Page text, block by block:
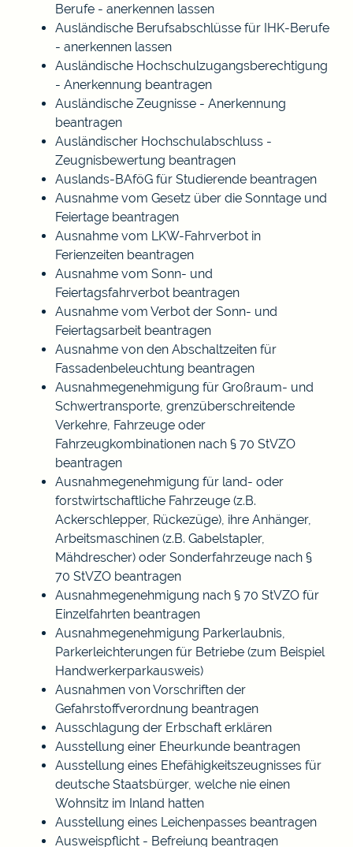
Berufe - anerkennen lassen
Ausländische Berufsabschlüsse für IHK-Berufe
- anerkennen lassen
Ausländische Hochschulzugangsberechtigung
- Anerkennung beantragen
Ausländische Zeugnisse - Anerkennung
beantragen
Ausländischer Hochschulabschluss -
Zeugnisbewertung beantragen
Auslands-BAföG für Studierende beantragen
Ausnahme vom Gesetz über die Sonntage und
Feiertage beantragen
Ausnahme vom LKW-Fahrverbot in
Ferienzeiten beantragen
Ausnahme vom Sonn- und
Feiertagsfahrverbot beantragen
Ausnahme vom Verbot der Sonn- und
Feiertagsarbeit beantragen
Ausnahme von den Abschaltzeiten für
Fassadenbeleuchtung beantragen
Ausnahmegenehmigung für Großraum- und
Schwertransporte, grenzüberschreitende
Verkehre, Fahrzeuge oder
Fahrzeugkombinationen nach § 70 StVZO
beantragen
Ausnahmegenehmigung für land- oder
forstwirtschaftliche Fahrzeuge (z.B.
Ackerschlepper, Rückezüge), ihre Anhänger,
Arbeitsmaschinen (z.B. Gabelstapler,
Mähdrescher) oder Sonderfahrzeuge nach §
70 StVZO beantragen
Ausnahmegenehmigung nach § 70 StVZO für
Einzelfahrten beantragen
Ausnahmegenehmigung Parkerlaubnis,
Parkerleichterungen für Betriebe (zum Beispiel
Handwerkerparkausweis)
Ausnahmen von Vorschriften der
Gefahrstoffverordnung beantragen
Ausschlagung der Erbschaft erklären
Ausstellung einer Eheurkunde beantragen
Ausstellung eines Ehefähigkeitszeugnisses für
deutsche Staatsbürger, welche nie einen
Wohnsitz im Inland hatten
Ausstellung eines Leichenpasses beantragen
Ausweispflicht - Befreiung beantragen